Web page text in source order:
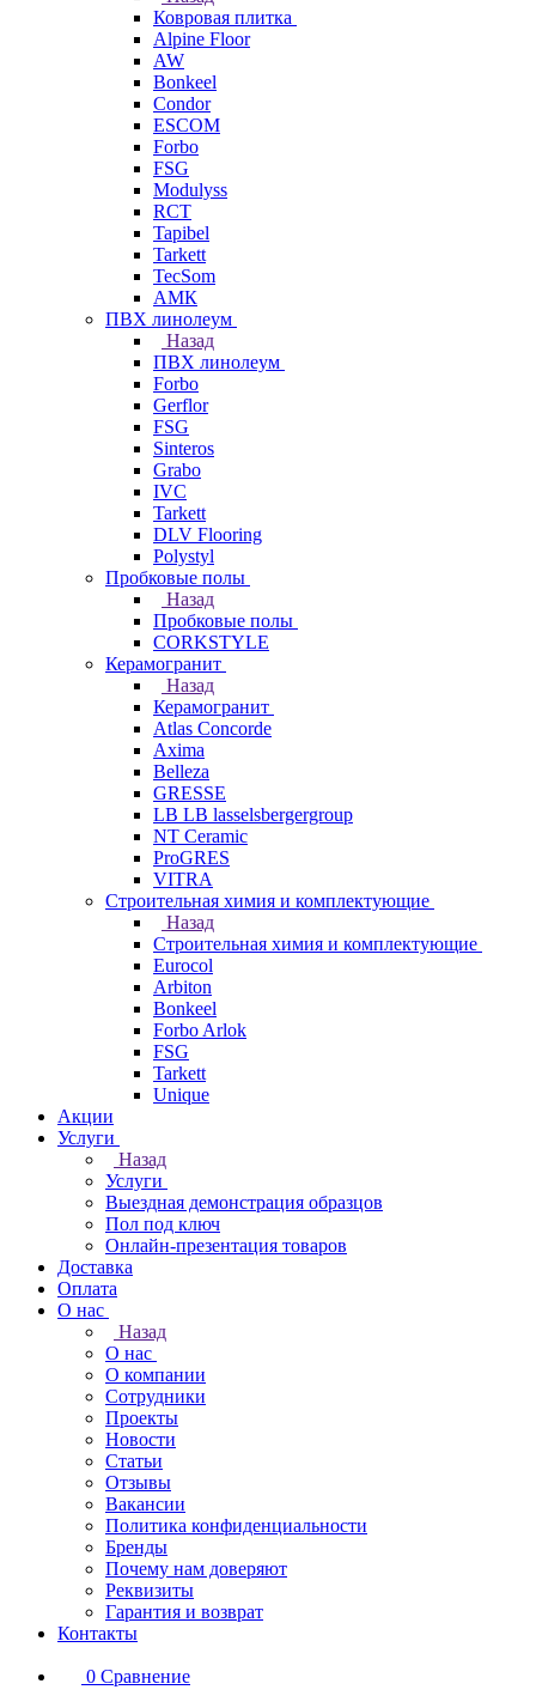
Ковровая плитка
Alpine Floor
AW
Bonkeel
Condor
ESCOM
Forbo
FSG
Modulyss
RCT
Tapibel
Tarkett
TecSom
АМК
ПВХ линолеум
Назад
ПВХ линолеум
Forbo
Gerflor
FSG
Sinteros
Grabo
IVC
Tarkett
DLV Flooring
Polystyl
Пробковые полы
Назад
Пробковые полы
CORKSTYLE
Керамогранит
Назад
Керамогранит
Atlas Concorde
Axima
Belleza
GRESSE
LB LB lasselsbergergroup
NT Ceramic
ProGRES
VITRA
Строительная химия и комплектующие
Назад
Строительная химия и комплектующие
Eurocol
Arbiton
Bonkeel
Forbo Arlok
FSG
Tarkett
Unique
Акции
Услуги
Назад
Услуги
Выездная демонстрация образцов
Пол под ключ
Онлайн-презентация товаров
Доставка
Оплата
О нас
Назад
О нас
О компании
Сотрудники
Проекты
Новости
Статьи
Отзывы
Вакансии
Политика конфиденциальности
Бренды
Почему нам доверяют
Реквизиты
Гарантия и возврат
Контакты
0 Сравнение